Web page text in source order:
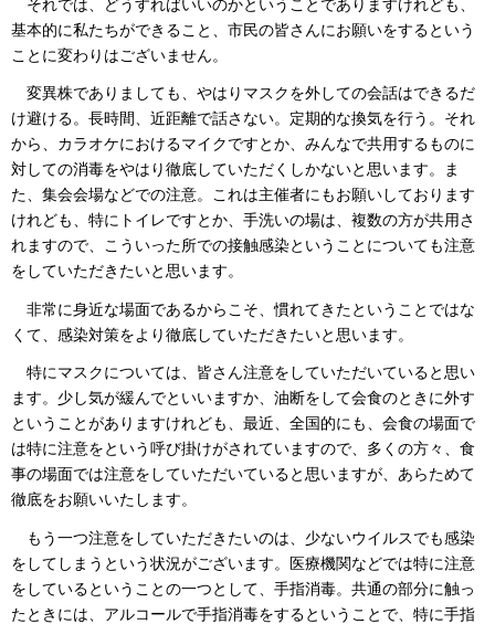
それでは、どうすればいいのかということでありますけれども、
基本的に私たちができること、市民の皆さんにお願いをするという
ことに変わりはございません。
変異株でありましても、やはりマスクを外しての会話はできるだ
け避ける。長時間、近距離で話さない。定期的な換気を行う。それ
から、カラオケにおけるマイクですとか、みんなで共用するものに
対しての消毒をやはり徹底していただくしかないと思います。ま
た、集会会場などでの注意。これは主催者にもお願いしております
けれども、特にトイレですとか、手洗いの場は、複数の方が共用さ
れますので、こういった所での接触感染ということについても注意
をしていただきたいと思います。
非常に身近な場面であるからこそ、慣れてきたということではな
くて、感染対策をより徹底していただきたいと思います。
特にマスクについては、皆さん注意をしていただいていると思い
ます。少し気が緩んでといいますか、油断をして会食のときに外す
ということがありますけれども、最近、全国的にも、会食の場面で
は特に注意をという呼び掛けがされていますので、多くの方々、食
事の場面では注意をしていただいていると思いますが、あらためて
徹底をお願いいたします。
もう一つ注意をしていただきたいのは、少ないウイルスでも感染
をしてしまうという状況がございます。医療機関などでは特に注意
をしているということの一つとして、手指消毒。共通の部分に触っ
たときには、アルコールで手指消毒をするということで、特に手指